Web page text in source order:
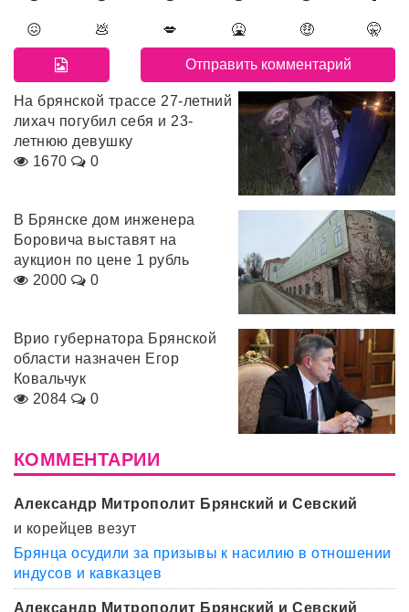
😖 💩 💋 🤮 🤑 🤫
На брянской трассе 27-летний
лихач погубил себя и 23-
летнюю девушку
1670
0
В Брянске дом инженера
Боровича выставят на
аукцион по цене 1 рубль
2000
0
Врио губернатора Брянской
области назначен Егор
Ковальчук
2084
0
КОММЕНТАРИИ
Александр Митрополит Брянский и Севский
и корейцев везут
Брянца осудили за призывы к насилию в отношении
индусов и кавказцев
Александр Митрополит Брянский и Севский